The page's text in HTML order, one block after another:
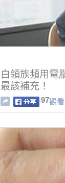
白領族頻用電
最該補充！
97觀看